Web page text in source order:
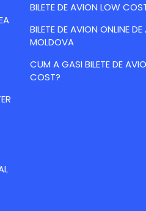
BILETE DE AVION LOW
BILETE DE AVION ONLINE DE
MOLDOVA
CUM A GASI BILETE DE
COST?